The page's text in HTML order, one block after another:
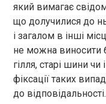
який вимагає
що долучилися до
і загалом в інші
не можна виносити
гілля, старі шини чи
фіксації таких
до відповідальності.